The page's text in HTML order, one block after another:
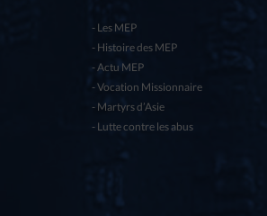
Les MEP
Histoire des MEP
Actu MEP
Vocation Missionnaire
Martyrs d’Asie
Lutte contre les abus